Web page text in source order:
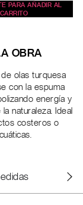
PARA AÑADIR AL
CARRITO
OBRA
olas turquesa
con la espuma
energía y
naturaleza. Ideal
costeros o